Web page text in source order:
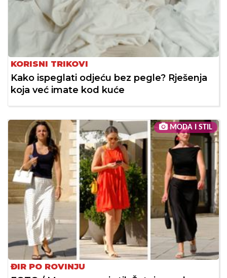
KORISNI TRIKOVI
Kako ispeglati odjeću bez pegle? Rješenja
koja već imate kod kuće
MODA I STIL
ĐIR PO ROVINJU